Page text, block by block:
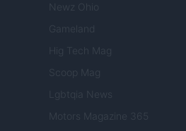
Newz Ohio
Gameland
Hig Tech Mag
Scoop Mag
Lgbtqia News
Motors Magazine 365